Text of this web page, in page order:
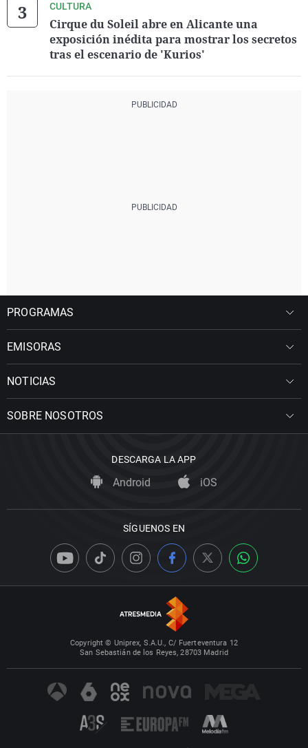
CULTURA
Cirque du Soleil abre en Alicante una
exposición inédita para mostrar los secretos
tras el escenario de 'Kurios'
PROGRAMAS
EMISORAS
NOTICIAS
SOBRE NOSOTROS
DESCARGA LA APP
Android iOS
SÍGUENOS EN
Copyright © Uniprex, S.A.U., C/ Fuerteventura 12
San Sebastián de los Reyes, 28703 Madrid